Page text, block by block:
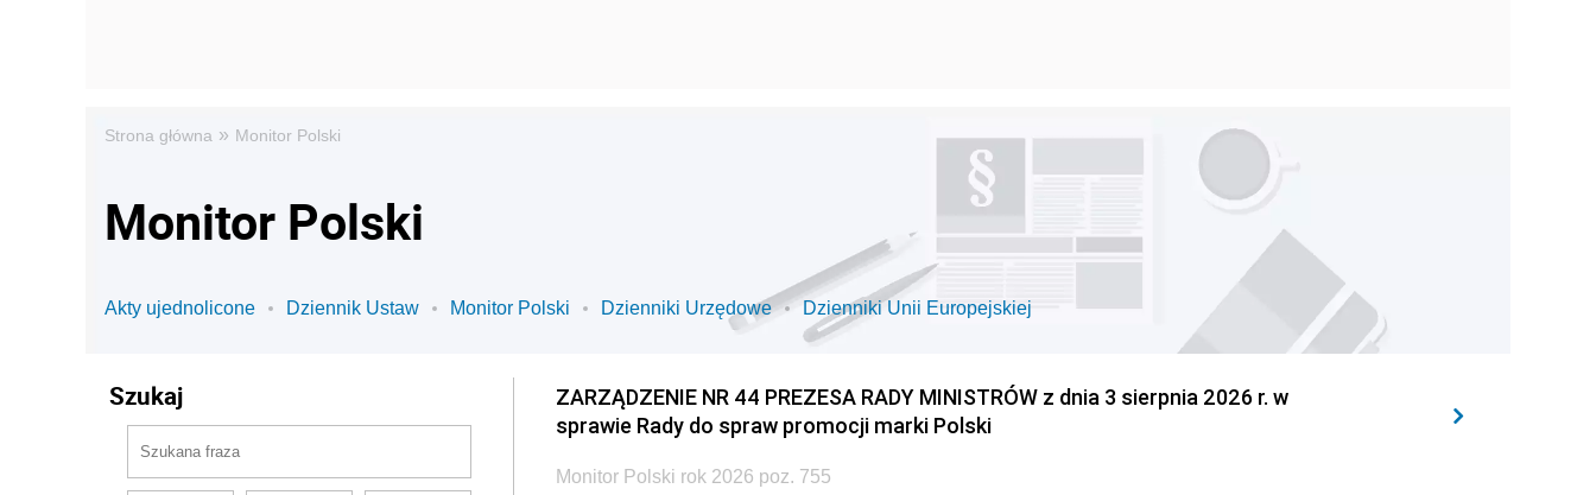
Strona główna » Monitor Polski
Monitor Polski
Akty ujednolicone Dziennik Ustaw Monitor Polski Dzienniki Urzędowe Dzienniki Unii Europejskiej
Szukaj
ZARZĄDZENIE NR 44 PREZESA RADY MINISTRÓW z dnia 3 sierpnia 2026 r. w
sprawie Rady do spraw promocji marki Polski
Monitor Polski rok 2026 poz. 755